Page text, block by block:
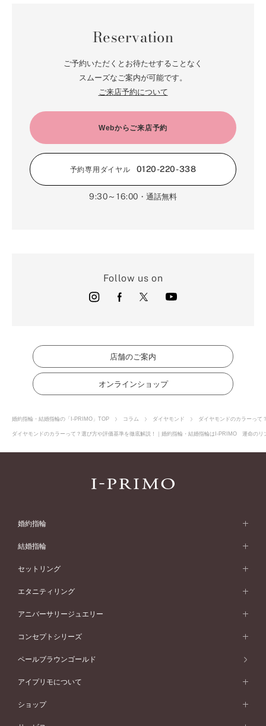
Reservation
ご予約いただくとお待たせすることなく
スムーズなご案内が可能です。
ご来店予約について
Webからご来店予約
予約専用ダイヤル 0120-220-338
9:30～16:00 ・通話無料
Follow us on
店舗のご案内
オンラインショップ
婚約指輪・結婚指輪の「I-PRIMO」TOP コラム ダイヤモンド ダイヤモンドのカラーって
ダイヤモンドのカラーって？選び方や評価基準を徹底解説！｜婚約指輪・結婚指輪はI-PRIMO 運命の
婚約指輪
婚約指輪 (エンゲージリング)
婚約指輪一覧
ピンクゴールド
ペールブラウンゴールド
ウェーブライン
V字ライン
ワンサイドメレ
ダブルサイドメレ
シンプル
フェミニン
モード
50万円台～
40万円台～
30万円台～
婚約指輪 人気ランキング
結婚指輪
結婚指輪 (マリッジリング)
結婚指輪一覧
ピンクゴールド
ペールブラウンゴールド
ウェーブライン
V字ライン
ワンメレ
セベラルメレ
シンプル
フェミニン
モード
50万円～
セットリング
セットリング
セットリング一覧
ピンクゴールド
ペールブラウンゴールド
エタニティリング
エタニティリング
エタニティリング一覧
ピンクゴールド
アニバーサリージュエリー
アニバーサリージュエリー
アニバーサリージュエリー一覧
ファッションリング
コンセプトシリーズ
コンセプトシリーズ
オリジンビリーフ
ペールブラウンゴールド
アイプリモについて
アイプリモについて
ショップ